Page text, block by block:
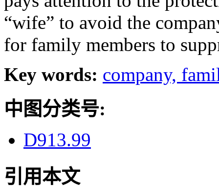
“wife” to avoid the
for family members to
Key words: company,
中图分类号:
D913.99
引用本文